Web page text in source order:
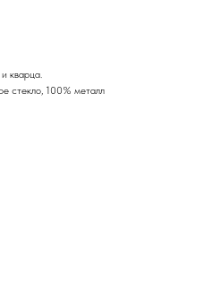
кварца.
стекло, 100% металл